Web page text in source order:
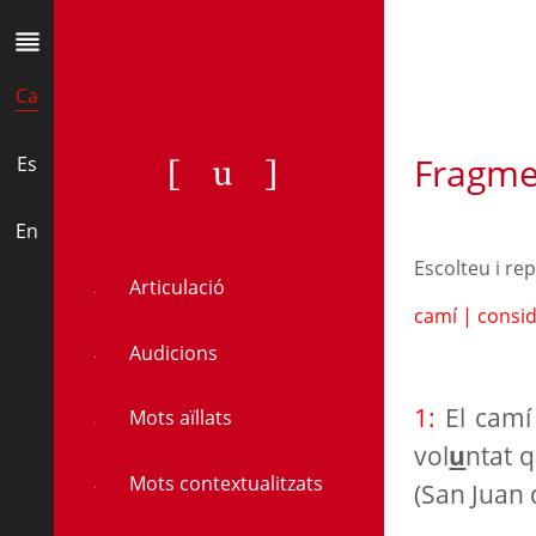
Ca
Es
En
[u]
Articulació
Audicions
Mots aïllats
Mots contextualitzats
Escolteu i
camí |
1: El
voluntat
(San Juan